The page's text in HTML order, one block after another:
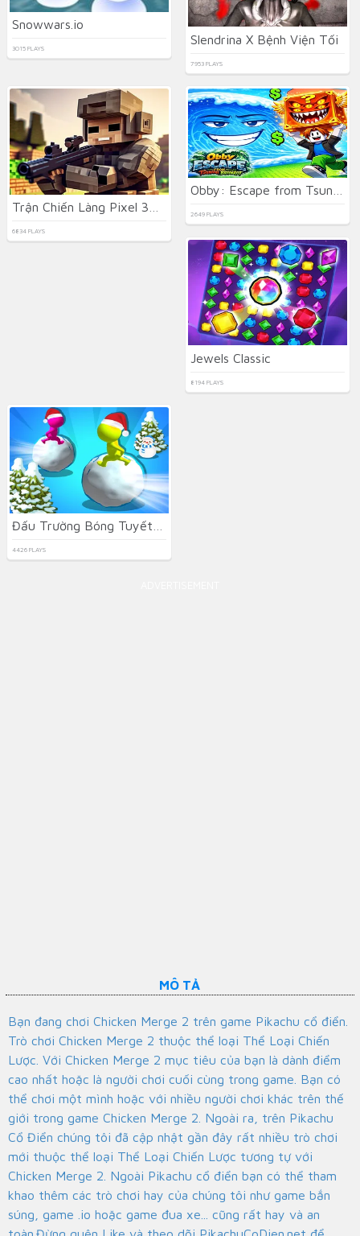
Snowwars.io
3015 PLAYS
Slendrina X Bệnh Viện Tối
7953 PLAYS
6834 PLAYS
2649 PLAYS
Jewels Classic
8194 PLAYS
4426 PLAYS
MÔ TẢ
Bạn đang chơi Chicken Merge 2 trên game Pikachu cổ điển.
Trò chơi Chicken Merge 2 thuộc thể loại Thể Loại Chiến
Lược. Với Chicken Merge 2 mục tiêu của bạn là dành điểm
cao nhất hoặc là người chơi cuối cùng trong game. Bạn có
thể chơi một mình hoặc với nhiều người chơi khác trên thế
giới trong game Chicken Merge 2. Ngoài ra, trên Pikachu
Cổ Điển chúng tôi đã cập nhật gần đây rất nhiều trò chơi
mới thuộc thể loại Thể Loại Chiến Lược tương tự với
Chicken Merge 2. Ngoài Pikachu cổ điển bạn có thể tham
khao thêm các trò chơi hay của chúng tôi như game bắn
súng, game .io hoặc game đua xe... cũng rất hay và an